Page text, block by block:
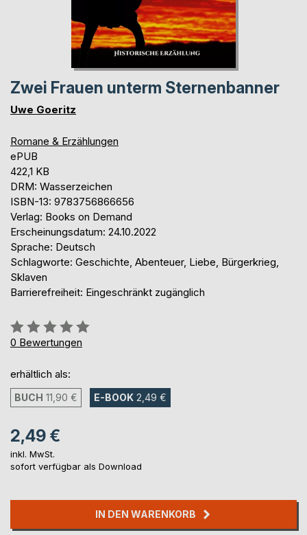
Zwei Frauen unterm Sternenbanner
Uwe Goeritz
Romane & Erzählungen
ePUB
422,1 KB
DRM: Wasserzeichen
ISBN-13: 9783756866656
Verlag: Books on Demand
Erscheinungsdatum: 24.10.2022
Sprache: Deutsch
Schlagworte: Geschichte, Abenteuer, Liebe, Bürgerkrieg,
Sklaven
Barrierefreiheit: Eingeschränkt zugänglich
Bewertung::
0%
0 Bewertungen
erhältlich als:
BUCH 11,90 € E-BOOK 2,49 €
2,49 €
inkl. MwSt.
sofort verfügbar als Download
IN DEN WARENKORB